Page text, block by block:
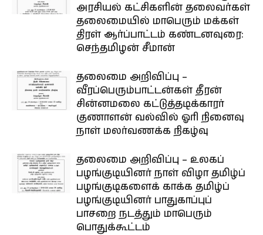
அரசியல் கட்சிகளின் தலைவர்கள்
தலைமையில் மாபெரும் மக்கள்
திரள் ஆர்ப்பாட்டம் கண்டனவுரை:
செந்தமிழன் சீமான்
தலைமை அறிவிப்பு –
வீரப்பெரும்பாட்டன்கள் தீரன்
சின்னமலை கட்டுத்தடிக்காரர்
குணாளன் வல்வில் ஓரி நினைவு
நாள் மலர்வணக்க நிகழ்வு
தலைமை அறிவிப்பு – உலகப்
பழங்குடியினர் நாள் விழா தமிழ்ப்
பழங்குடிகளைக் காக்க தமிழ்ப்
பழங்குடியினர் பாதுகாப்புப்
பாசறை நடத்தும் மாபெரும்
பொதுக்கூட்டம்